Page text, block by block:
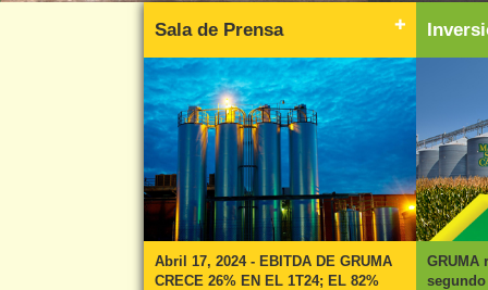
Sala de Prensa
Abril 17, 2024 - EBITDA DE GRUMA
CRECE 26% EN EL 1T24; EL 82%
GRUMA